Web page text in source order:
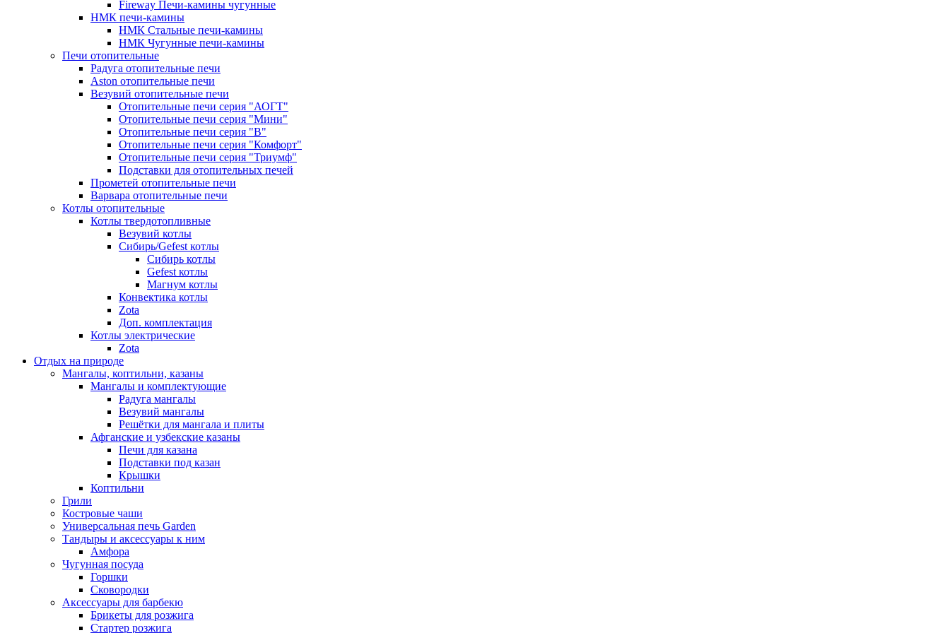
Fireway Печи-камины чугунные
НМК печи-камины
НМК Стальные печи-камины
НМК Чугунные печи-камины
Печи отопительные
Радуга отопительные печи
Aston отопительные печи
Везувий отопительные печи
Отопительные печи серия "АОГТ"
Отопительные печи серия "Мини"
Отопительные печи серия "В"
Отопительные печи серия "Комфорт"
Отопительные печи серия "Триумф"
Подставки для отопительных печей
Прометей отопительные печи
Варвара отопительные печи
Котлы отопительные
Котлы твердотопливные
Везувий котлы
Сибирь/Gefest котлы
Сибирь котлы
Gefest котлы
Магнум котлы
Конвектика котлы
Zota
Доп. комплектация
Котлы электрические
Zota
Отдых на природе
Мангалы, коптильни, казаны
Мангалы и комплектующие
Радуга мангалы
Везувий мангалы
Решётки для мангала и плиты
Афганские и узбекские казаны
Печи для казана
Подставки под казан
Крышки
Коптильни
Грили
Костровые чаши
Универсальная печь Garden
Тандыры и аксессуары к ним
Амфора
Чугунная посуда
Горшки
Сковородки
Аксессуары для барбекю
Брикеты для розжига
Стартер розжига